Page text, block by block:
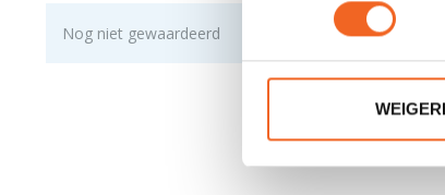
Nog niet gewaardeerd